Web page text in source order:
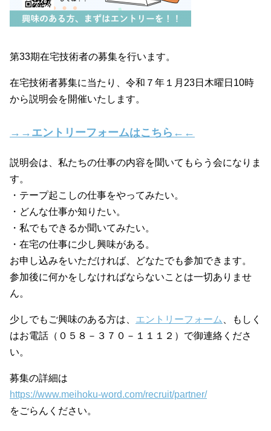
第33期在宅技術者の募集を行います。
在宅技術者募集に当たり、令和７年１月23日木曜日10時
から説明会を開催いたします。
→→エントリーフォームはこちら←←
説明会は、私たちの仕事の内容を聞いてもらう会になりま
す。
・テープ起こしの仕事をやってみたい。
・どんな仕事か知りたい。
・私でもできるか聞いてみたい。
・在宅の仕事に少し興味がある。
お申し込みをいただければ、どなたでも参加できます。
参加後に何かをしなければならないことは一切ありませ
ん。
少しでもご興味のある方は、 エントリーフォーム
、もしく
はお電話（０５８－３７０－１１１２）で御連絡くださ
い。
募集の詳細は
https://www.meihoku-word.com/recruit/partner/
をごらんください。